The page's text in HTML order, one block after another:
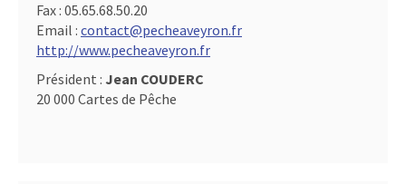
Fax : 05.65.68.50.20
Email : contact@pecheaveyron.fr
http://www.pecheaveyron.fr
Président : Jean COUDERC
20 000 Cartes de Pêche